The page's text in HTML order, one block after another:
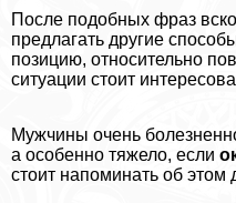
После подобных фраз
предлагать другие
позицию, относительно
ситуации стоит
Мужчины очень
а особенно тяжело, если
стоит напоминать об этом